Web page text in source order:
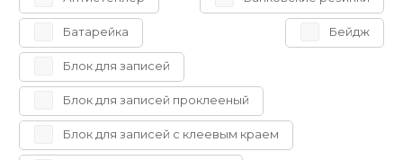
Батарейка Бейдж
Блок для записей
Блок для записей проклееный
Блок для записей с клеевым краем